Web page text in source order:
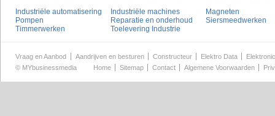
Industriële automatisering
Industriële machines
Magneten
Pompen
Reparatie en onderhoud
Siersmeedwerken
Timmerwerken
Toelevering Industrie
Vraag en Aanbod Aandrijven en besturen Constructeur Elektro Data
© MYbusinessmedia Home Sitemap Contact Algemene Voorwaarden